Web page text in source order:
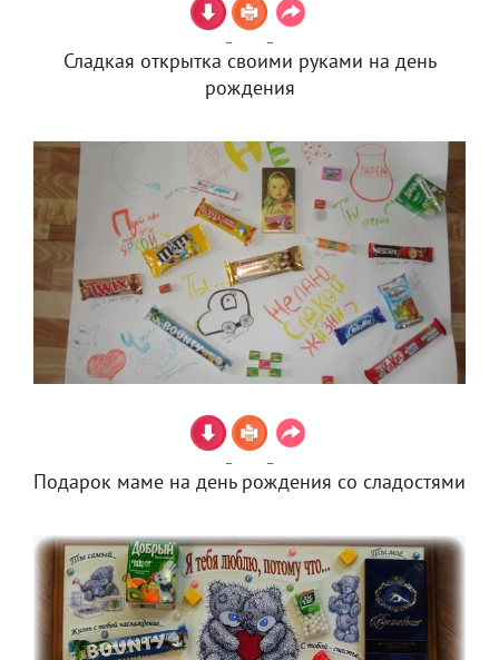
Сладкая открытка своими руками на день
рождения
Подарок маме на день рождения со сладостями